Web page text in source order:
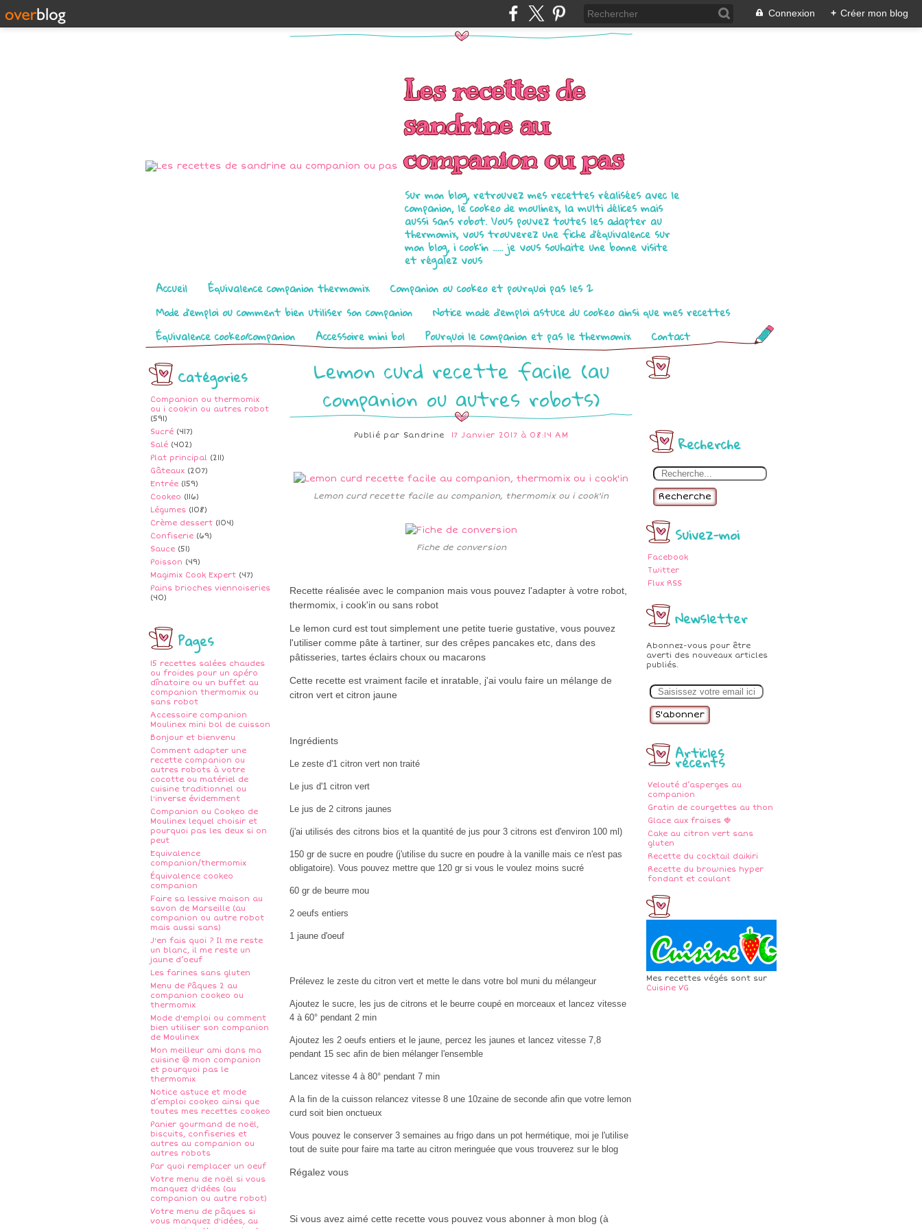
Connexion + Créer mon blog
Les recettes de
sandrine au
companion ou pas
Sur mon blog, retrouvez mes recettes réalisées avec le
companion, le cookeo de moulinex, la multi délices mais
aussi sans robot. Vous pouvez toutes les adapter au
thermomix, vous trouverez une fiche d'équivalence sur
mon blog, i cook'in ..... je vous souhaite une bonne visite
et régalez vous
Pages
Accueil Équivalence companion thermomix
Companion ou cookeo et pourquoi pas les 2
Mode d’emploi ou comment bien utiliser son companion
Notice mode d’emploi astuce du cookeo ainsi que mes recettes
Équivalence cookeo/companion
Accessoire mini bol Pourquoi le companion et pas le thermomix Contact
Catégories
Companion ou thermomix
ou i cook'in ou autres robot
(591)
Sucré (417)
Salé (402)
Plat principal (211)
Gâteaux (207)
Entrée (159)
Cookeo (116)
Légumes (108)
Crème dessert (104)
Confiserie (69)
Sauce (51)
Poisson (49)
Magimix Cook Expert (47)
Pains brioches viennoiseries
(40)
Pages
15 recettes salées chaudes
ou froides pour un apéro
dînatoire ou un buffet au
companion thermomix ou
sans robot
Accessoire companion
Moulinex mini bol de cuisson
Bonjour et bienvenu
Comment adapter une
recette companion ou
autres robots à votre
cocotte ou matériel de
cuisine traditionnel ou
l'inverse évidemment
Companion ou Cookeo de
Moulinex lequel choisir et
pourquoi pas les deux si on
peut
Equivalence
companion/thermomix
Équivalence cookeo
companion
Faire sa lessive maison au
savon de Marseille (au
companion ou autre robot
mais aussi sans)
J'en fais quoi ? Il me reste
un blanc, il me reste un
jaune d’oeuf
Les farines sans gluten
Menu de Pâques 2 au
companion cookeo ou
thermomix
Mode d'emploi ou comment
bien utiliser son companion
de Moulinex
Mon meilleur ami dans ma
cuisine 😆 mon companion
et pourquoi pas le
thermomix
Notice astuce et mode
d’emploi cookeo ainsi que
toutes mes recettes cookeo
Panier gourmand de noël,
biscuits, confiseries et
autres au companion ou
autres robots
Par quoi remplacer un oeuf
Votre menu de noël si vous
manquez d'idées (au
companion ou autre robot)
Votre menu de pâques si
vous manquez d'idées, au
Recherche
Recherche
Suivez-moi
Facebook
Twitter
Flux RSS
Newsletter
Abonnez-vous pour être
averti des nouveaux articles
publiés.
m
Articles
récents
Velouté d’asperges au
companion
Gratin de courgettes au thon
Glace aux fraises 🍓
Cake au citron vert sans
gluten
Recette du cocktail daikiri
Recette du brownies hyper
fondant et coulant
Mes recettes végés sont sur
Cuisine VG
Lemon curd recette facile (au
companion ou autres robots)
Publié par Sandrine 17 Janvier 2017 à 08:14 AM
Lemon curd recette facile au companion, thermomix ou i cook'in
Fiche de conversion
Recette réalisée avec le companion mais vous pouvez l'adapter à votre robot,
thermomix, i cook'in ou sans robot
Le lemon curd est tout simplement une petite tuerie gustative, vous pouvez
l'utiliser comme pâte à tartiner, sur des crêpes pancakes etc, dans des
pâtisseries, tartes éclairs choux ou macarons
Cette recette est vraiment facile et inratable, j'ai voulu faire un mélange de
citron vert et citron jaune
Ingrédients
Le zeste d'1 citron vert non traité
Le jus d'1 citron vert
Le jus de 2 citrons jaunes
(j'ai utilisés des citrons bios et la quantité de jus pour 3 citrons est d'environ 100 ml)
150 gr de sucre en poudre (j'utilise du sucre en poudre à la vanille mais ce n'est pas
obligatoire). Vous pouvez mettre que 120 gr si vous le voulez moins sucré
60 gr de beurre mou
2 oeufs entiers
1 jaune d'oeuf
Prélevez le zeste du citron vert et mette le dans votre bol muni du mélangeur
Ajoutez le sucre, les jus de citrons et le beurre coupé en morceaux et lancez vitesse
4 à 60° pendant 2 min
Ajoutez les 2 oeufs entiers et le jaune, percez les jaunes et lancez vitesse 7,8
pendant 15 sec afin de bien mélanger l'ensemble
Lancez vitesse 4 à 80° pendant 7 min
A la fin de la cuisson relancez vitesse 8 une 10zaine de seconde afin que votre lemon
curd soit bien onctueux
Vous pouvez le conserver 3 semaines au frigo dans un pot hermétique, moi je l'utilise
tout de suite pour faire ma tarte au citron meringuée que vous trouverez sur le blog
Régalez vous
Si vous avez aimé cette recette vous pouvez vous abonner à mon blog (à